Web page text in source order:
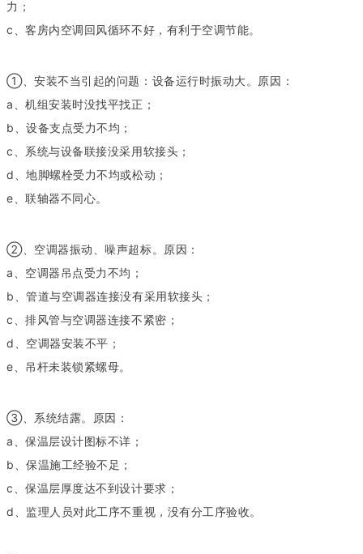
力；
c、客房内空调回风循环不好，有利于空调节能。
①、安装不当引起的问题：设备运行时振动大。原因：
a、机组安装时没找平找正；
b、设备支点受力不均；
c、系统与设备联接没采用软接头；
d、地脚螺栓受力不均或松动；
e、联轴器不同心。
②、空调器振动、噪声超标。原因：
a、空调器吊点受力不均；
b、管道与空调器连接没有采用软接头；
c、排风管与空调器连接不紧密；
d、空调器安装不平；
e、吊杆未装锁紧螺母。
③、系统结露。原因：
a、保温层设计图标不详；
b、保温施工经验不足；
c、保温层厚度达不到设计要求；
d、监理人员对此工序不重视，没有分工序验收。